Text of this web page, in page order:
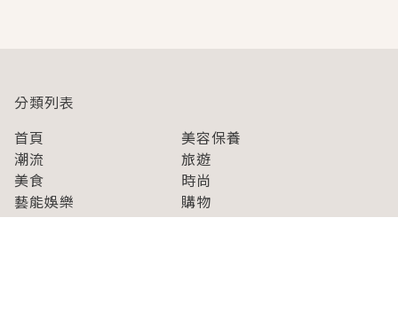
分類列表
首頁
美容保養
潮流
旅遊
美食
時尚
藝能娛樂
購物